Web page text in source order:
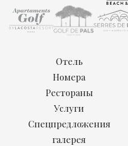
Отель
Номера
Рестораны
Услуги
Спецпредложения
галерея